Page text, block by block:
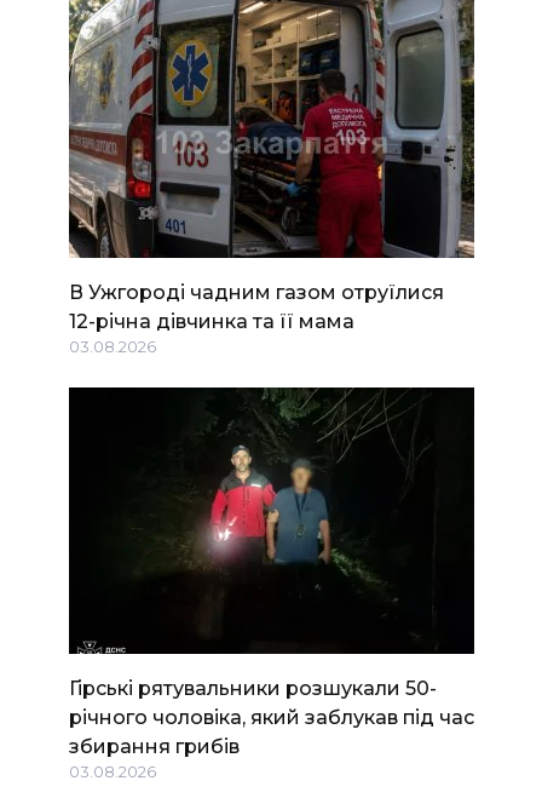
В Ужгороді чадним газом отруїлися
12-річна дівчинка та її мама
03.08.2026
Гірські рятувальники розшукали 50-
річного чоловіка, який заблукав під час
збирання грибів
03.08.2026